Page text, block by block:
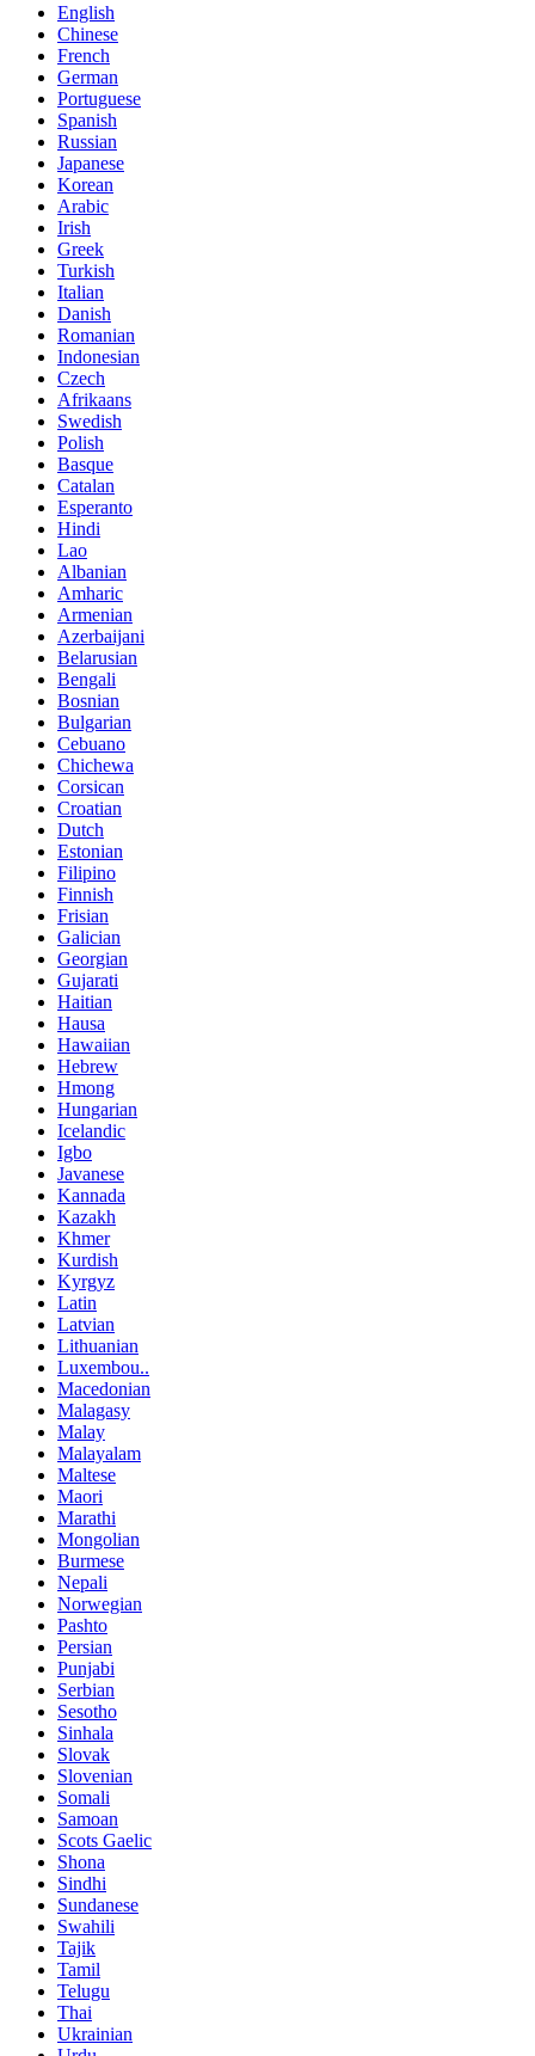
English
Chinese
French
German
Portuguese
Spanish
Russian
Japanese
Korean
Arabic
Irish
Greek
Turkish
Italian
Danish
Romanian
Indonesian
Czech
Afrikaans
Swedish
Polish
Basque
Catalan
Esperanto
Hindi
Lao
Albanian
Amharic
Armenian
Azerbaijani
Belarusian
Bengali
Bosnian
Bulgarian
Cebuano
Chichewa
Corsican
Croatian
Dutch
Estonian
Filipino
Finnish
Frisian
Galician
Georgian
Gujarati
Haitian
Hausa
Hawaiian
Hebrew
Hmong
Hungarian
Icelandic
Igbo
Javanese
Kannada
Kazakh
Khmer
Kurdish
Kyrgyz
Latin
Latvian
Lithuanian
Luxembou..
Macedonian
Malagasy
Malay
Malayalam
Maltese
Maori
Marathi
Mongolian
Burmese
Nepali
Norwegian
Pashto
Persian
Punjabi
Serbian
Sesotho
Sinhala
Slovak
Slovenian
Somali
Samoan
Scots Gaelic
Shona
Sindhi
Sundanese
Swahili
Tajik
Tamil
Telugu
Thai
Ukrainian